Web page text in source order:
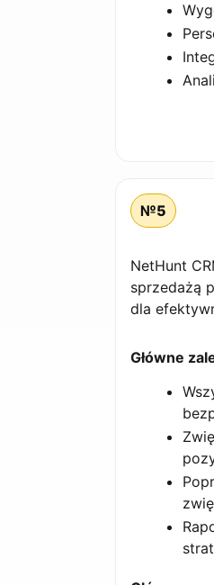
№5
NetHunt
sprzedażą
dla
Główne